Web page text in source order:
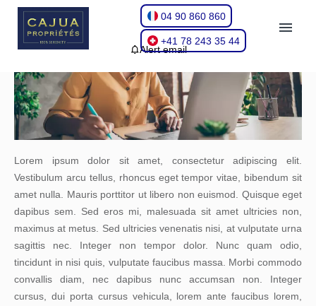
04 90 860 860
+41 78 243 35 44
Alert email
Lorem ipsum dolor sit amet, consectetur adipiscing elit.
Vestibulum arcu tellus, rhoncus eget tempor vitae, bibendum sit
amet nulla. Mauris porttitor ut libero non euismod. Quisque eget
dapibus sem. Sed eros mi, malesuada sit amet ultricies non,
maximus at metus. Sed ultricies venenatis nisi, at vulputate urna
sagittis nec. Integer non tempor dolor. Nunc quam odio,
tincidunt in nisi quis, vulputate faucibus massa. Morbi commodo
convallis diam, nec dapibus nunc accumsan non. Integer
cursus, dui porta cursus vehicula, lorem ante faucibus lorem,